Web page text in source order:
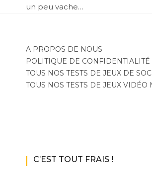
un peu vache…
A PROPOS DE NOUS
POLITIQUE DE CONFIDENTIALITÉ
TOUS NOS TESTS DE JEUX DE
TOUS NOS TESTS DE JEUX VIDÉO
C’EST TOUT FRAIS !